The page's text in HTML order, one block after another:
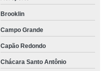
Brooklin
Campo Grande
Capão Redondo
Chácara Santo Antônio